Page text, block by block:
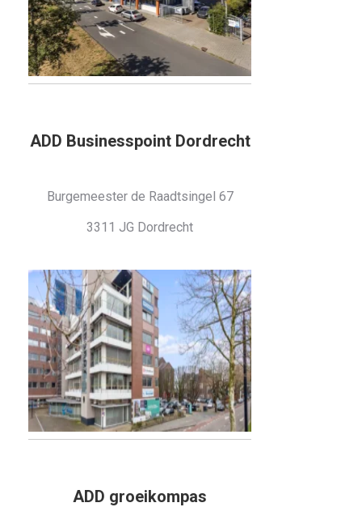
ADD Businesspoint Dordrecht
Burgemeester de Raadtsingel 67
3311 JG Dordrecht
ADD groeikompas